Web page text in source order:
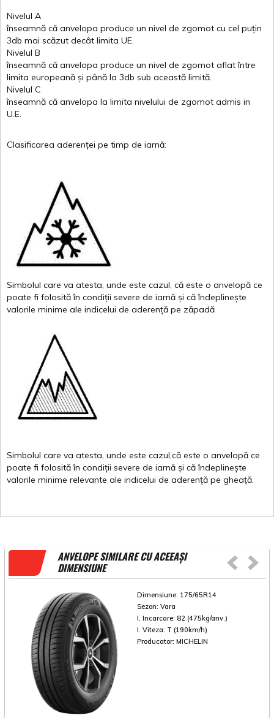
Nivelul A
înseamnă că anvelopa produce un nivel de zgomot cu cel puțin
3db mai scăzut decât limita UE.
Nivelul B
înseamnă că anvelopa produce un nivel de zgomot aflat între
limita europeană și până la 3db sub această limită.
Nivelul C
înseamnă că anvelopa la limita nivelului de zgomot admis in
U.E.
Clasificarea aderenței pe timp de iarnă:
Simbolul care va atesta, unde este cazul, că este o anvelopă ce
poate fi folosită în condiții severe de iarnă și că îndeplinește
valorile minime ale indicelui de aderență pe zăpadă
Simbolul care va atesta, unde este cazul,că este o anvelopă ce
poate fi folosită în condiții severe de iarnă și că îndeplinește
valorile minime relevante ale indicelui de aderență pe gheață.
ANVELOPE SIMILARE CU ACEEAȘI
DIMENSIUNE
Dimensiune: 175/65R14
Sezon: Vara
I. Incarcare: 82 (475kg/anv.)
I. Viteza: T (190km/h)
Producator: MICHELIN